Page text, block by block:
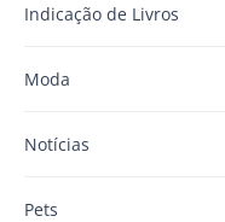
Indicação de Livros
Moda
Notícias
Pets